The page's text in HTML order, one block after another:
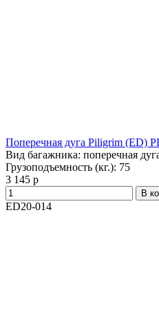
Поперечная дуга Piligrim (ED)
Вид багажника: поперечная
Грузоподъемность (кг.): 75
3 145 р
В
ED20-014